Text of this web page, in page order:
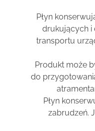
Płyn
drukujących i
transportu
Produkt może
do
Płyn
zabrudzeń.